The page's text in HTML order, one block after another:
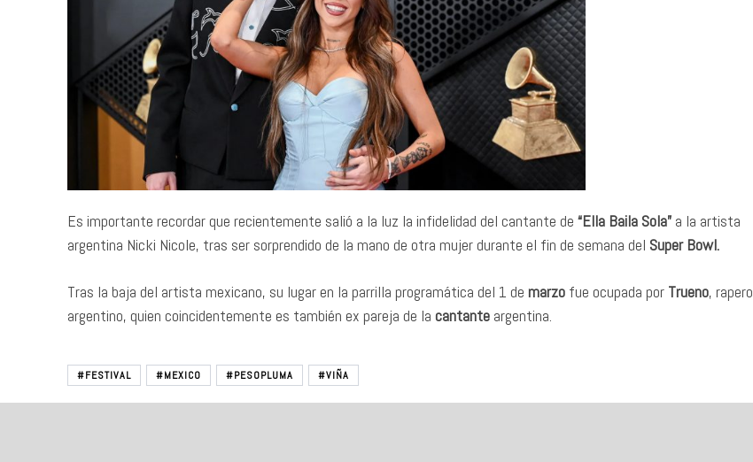
Es importante recordar que recientemente salió a la luz la infidelidad del cantante de “Ella Baila Sola” a la artista
argentina Nicki Nicole, tras ser sorprendido de la mano de otra mujer durante el fin de semana del Super Bowl.
Tras la baja del artista mexicano, su lugar en la parrilla programática del 1 de marzo fue ocupada por Trueno, rapero
argentino, quien coincidentemente es también ex pareja de la cantante argentina.
#FESTIVAL #MEXICO #PESOPLUMA #VIÑA